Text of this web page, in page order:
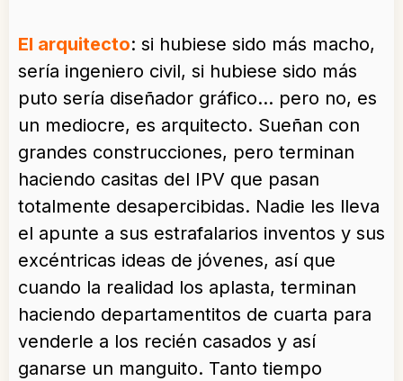
El arquitecto: si hubiese sido más macho,
sería ingeniero civil, si hubiese sido más
puto sería diseñador gráfico… pero no, es
un mediocre, es arquitecto. Sueñan con
grandes construcciones, pero terminan
haciendo casitas del IPV que pasan
totalmente desapercibidas. Nadie les lleva
el apunte a sus estrafalarios inventos y sus
excéntricas ideas de jóvenes, así que
cuando la realidad los aplasta, terminan
haciendo departamentitos de cuarta para
venderle a los recién casados y así
ganarse un manguito. Tanto tiempo